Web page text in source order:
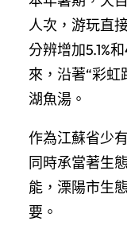
人次，游玩直
分辨增加5.1%
來，沿著“彩虹
湖魚湯。
作為江蘇省少
同時承當著生
能，溧陽市生
要。